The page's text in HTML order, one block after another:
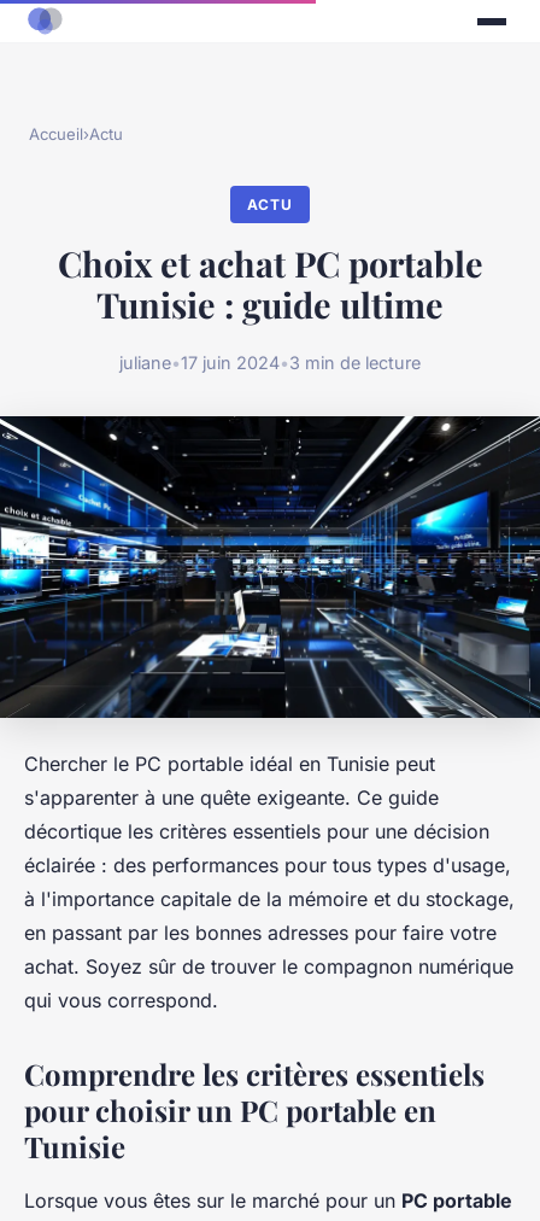
Accueil›Actu
ACTU
Choix et achat PC portable
Tunisie : guide ultime
juliane•17 juin 2024•3 min de lecture
Chercher le PC portable idéal en Tunisie peut
s'apparenter à une quête exigeante. Ce guide
décortique les critères essentiels pour une décision
éclairée : des performances pour tous types d'usage,
à l'importance capitale de la mémoire et du stockage,
en passant par les bonnes adresses pour faire votre
achat. Soyez sûr de trouver le compagnon numérique
qui vous correspond.
Comprendre les critères essentiels
pour choisir un PC portable en
Tunisie
Lorsque vous êtes sur le marché pour un PC portable